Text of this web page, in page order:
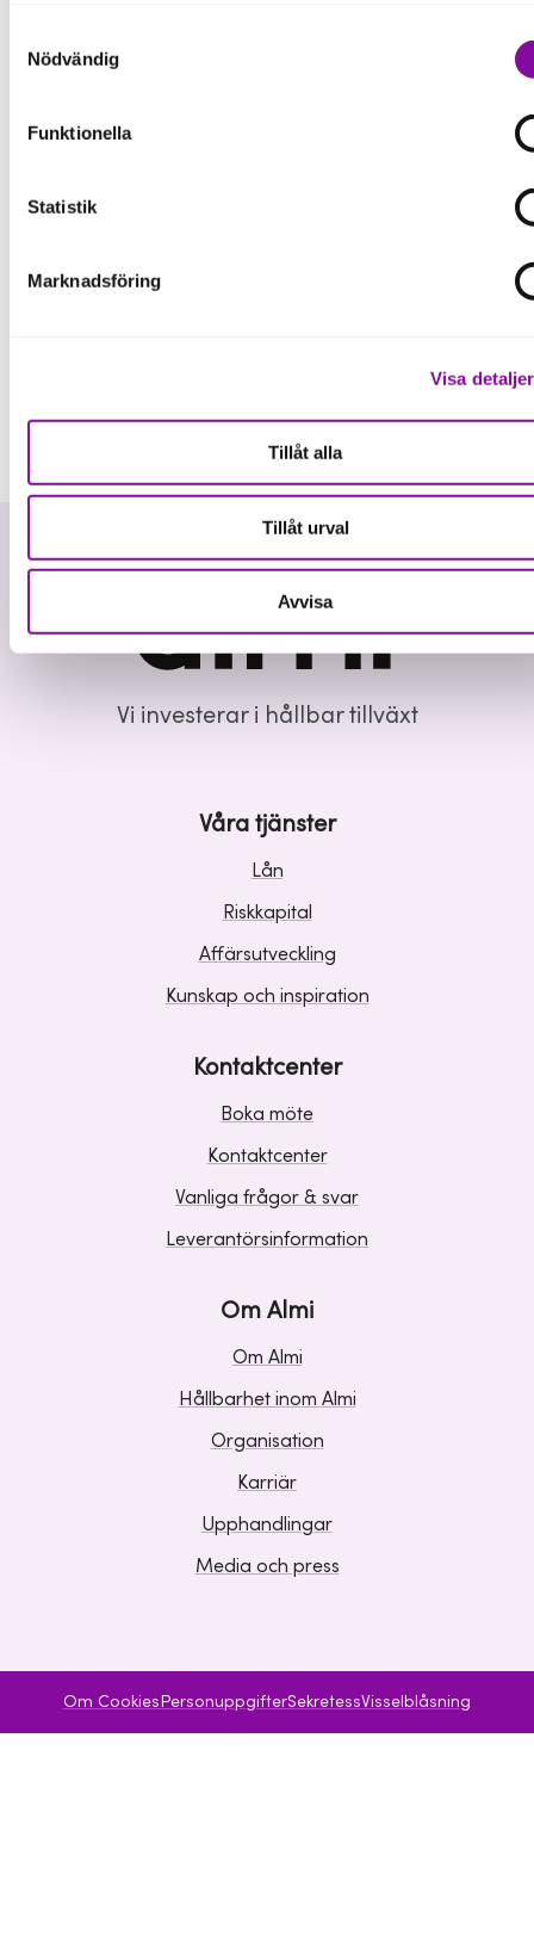
delning av information enligt ovan, inte att ske, förutom för
som är nödvändiga för att hemsidan ska fungera se mer
Nödvändig
Funktionella
Statistik
Marknadsföring
Visa detaljer
Tillåt alla
Tillåt urval
Avvisa
REDO – Näringsliv i beredskap
Vi investerar i hållbar tillväxt
Våra tjänster
Lån
Riskkapital
Affärsutveckling
Kunskap och inspiration
Kontaktcenter
Boka möte
Kontaktcenter
Vanliga frågor & svar
Leverantörsinformation
Om Almi
Om Almi
Hållbarhet inom Almi
Organisation
Karriär
Upphandlingar
Media och press
Om CookiesPersonuppgifterSekretessVisselblåsning